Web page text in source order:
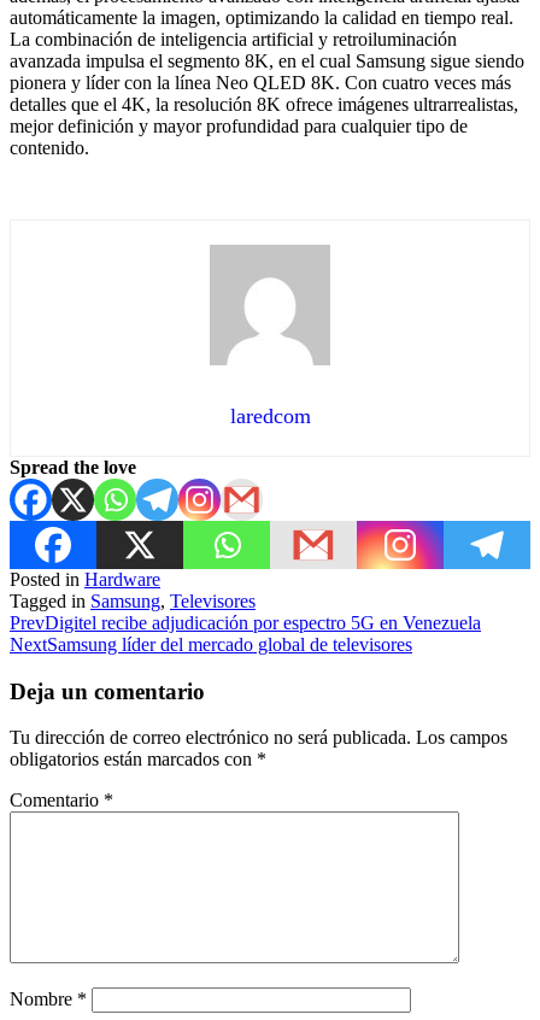
automáticamente la imagen, optimizando la calidad en tiempo real.
La combinación de inteligencia artificial y retroiluminación
avanzada impulsa el segmento 8K, en el cual Samsung sigue siendo
pionera y líder con la línea Neo QLED 8K. Con cuatro veces más
detalles que el 4K, la resolución 8K ofrece imágenes ultrarrealistas,
mejor definición y mayor profundidad para cualquier tipo de
contenido.
laredcom
Spread the love
Posted in Hardware
Tagged in Samsung, Televisores
PrevDigitel recibe adjudicación por espectro 5G en Venezuela
NextSamsung líder del mercado global de televisores
Deja un comentario
Tu dirección de correo electrónico no será publicada. Los campos
obligatorios están marcados con *
Comentario *
Nombre *